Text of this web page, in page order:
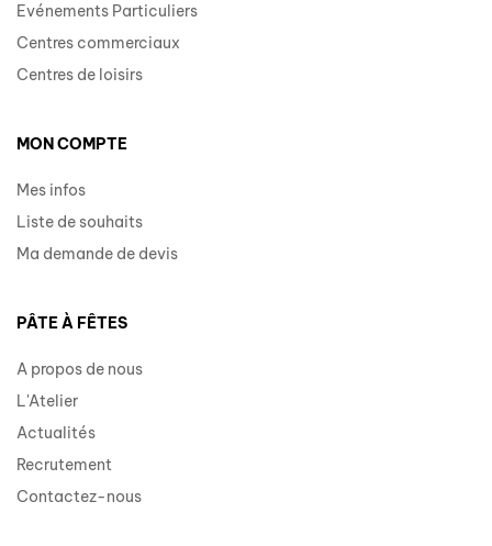
Evénements Particuliers
Centres commerciaux
Centres de loisirs
MON COMPTE
Mes infos
Liste de souhaits
Ma demande de devis
PÂTE À FÊTES
A propos de nous
L'Atelier
Actualités
Recrutement
Contactez-nous